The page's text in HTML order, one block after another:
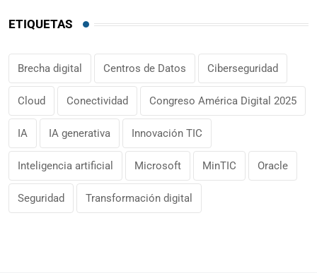
ETIQUETAS
Brecha digital Centros de Datos Ciberseguridad
Cloud Conectividad Congreso América Digital 2025
IA IA generativa Innovación TIC
Inteligencia artificial Microsoft MinTIC Oracle
Seguridad Transformación digital